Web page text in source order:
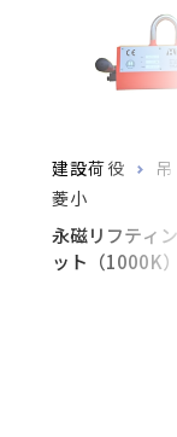
建設荷役
菱小
永磁リフティ
ット（1000K